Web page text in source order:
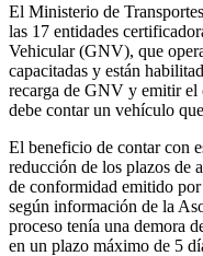
El Ministerio de
las 17 entidades
Vehicular (GNV), que
capacitadas y están
recarga de GNV y emitir el
debe contar un vehículo
El beneficio de contar con
reducción de los plazos de
de conformidad emitido
según información de la
proceso tenía una demora
en un plazo máximo de 5